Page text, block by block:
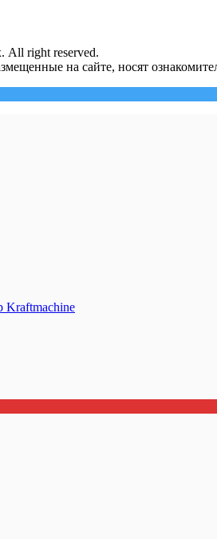
right reserved.
на сайте, носят
Kraftmaсhine